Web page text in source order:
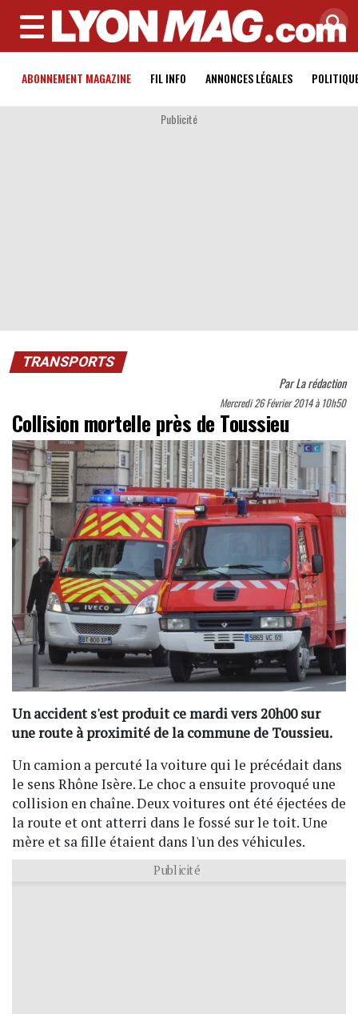
MENU
ABONNEMENT MAGAZINE FIL INFO ANNONCES LÉGALES
Publicité
TRANSPORTS
ParLa rédaction
Mercredi 26 Février 2014 à 10h50
Collision mortelle près de Toussieu
Un accident s'est produit ce mardi vers 20h00 sur
une route à proximité de la commune de Toussieu.
Un camion a percuté la voiture qui le précédait dans
le sens Rhône Isère. Le choc a ensuite provoqué une
collision en chaîne. Deux voitures ont été éjectées de
la route et ont atterri dans le fossé sur le toit. Une
mère et sa fille étaient dans l'un des véhicules.
Publicité